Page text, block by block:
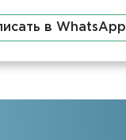
в WhatsApp